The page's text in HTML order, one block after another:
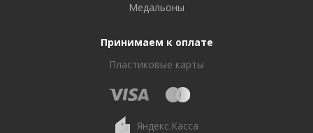
Медальоны
Принимаем к оплате
Пластиковые карты
Яндекс.Касса